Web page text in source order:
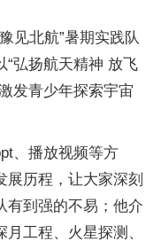
见北航”暑期实践队
“弘扬航天精神 放飞
发青少年探索宇宙
、播放视频等方
历程，让大家深刻
有到强的不易；他介
工程、火星探测、